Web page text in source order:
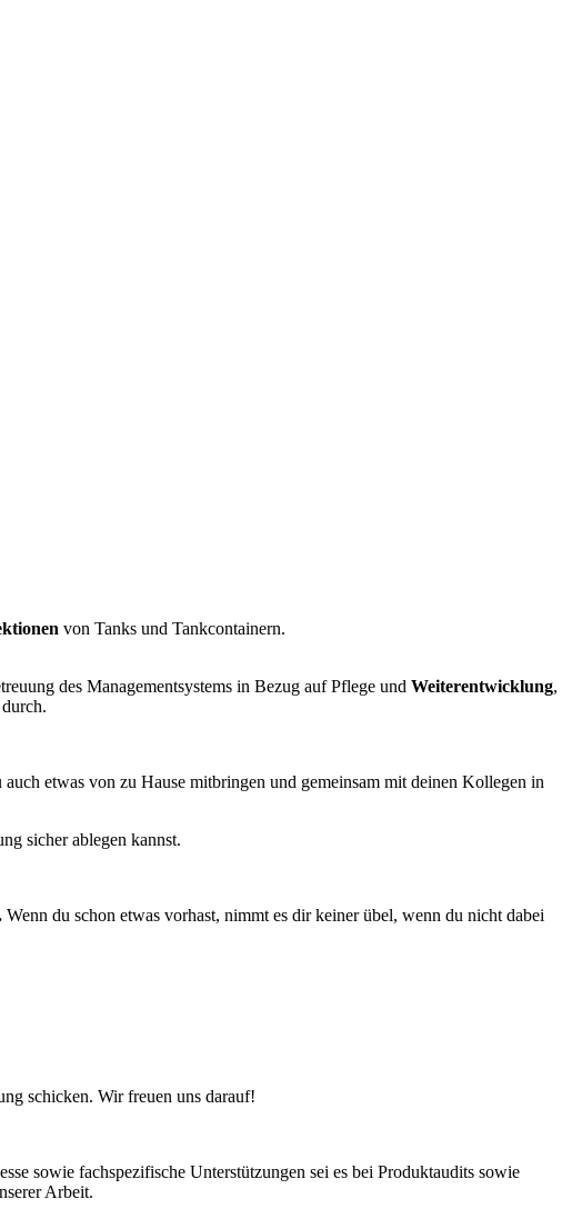
von Tanks und Tankcontainern.
des Managementsystems in Bezug auf Pflege und Weiterentwicklung,
etwas von zu Hause mitbringen und gemeinsam mit deinen Kollegen in
sicher ablegen kannst.
Wenn du schon etwas vorhast, nimmt es dir keiner übel, wenn du nicht dabei
schicken. Wir freuen uns darauf!
sowie fachspezifische Unterstützungen sei es bei Produktaudits sowie
Arbeit.